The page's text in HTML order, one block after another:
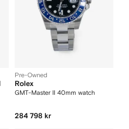
Pre-Owned
Rolex
GMT-Master II 40mm watch
284 798 kr